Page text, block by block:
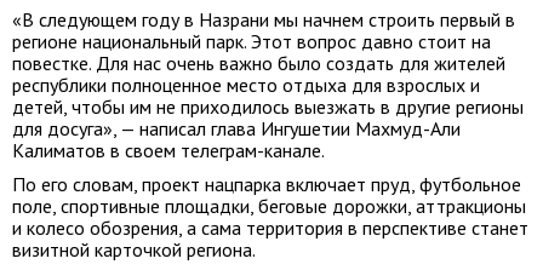
«В следующем году в Назрани мы начнем строить первый в
регионе национальный парк. Этот вопрос давно стоит на
повестке. Для нас очень важно было создать для жителей
республики полноценное место отдыха для взрослых и
детей, чтобы им не приходилось выезжать в другие регионы
для досуга», — написал глава Ингушетии Махмуд-Али
Калиматов в своем телеграм-канале.
По его словам, проект нацпарка включает пруд, футбольное
поле, спортивные площадки, беговые дорожки, аттракционы
и колесо обозрения, а сама территория в перспективе станет
визитной карточкой региона.